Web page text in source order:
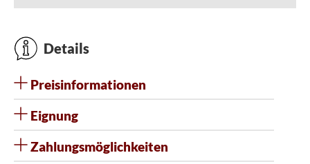
Details
Preisinformationen
Eignung
Zahlungsmöglichkeiten